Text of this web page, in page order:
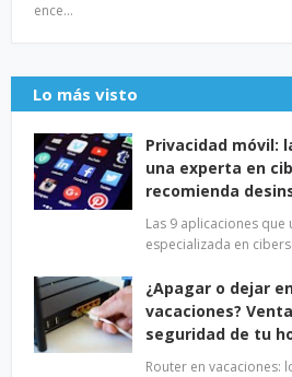
ence…
Lo más visto
Privacidad móvil:
una experta en
recomienda
Las 9 aplicaciones
especializada en
¿Apagar o dejar
vacaciones?
seguridad de tu
Router en vacaciones: